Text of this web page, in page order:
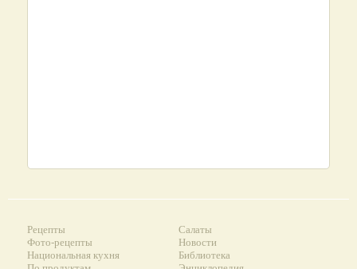
Рецепты
Фото-рецепты
Национальная кухня
Салаты
Новости
Библиотека